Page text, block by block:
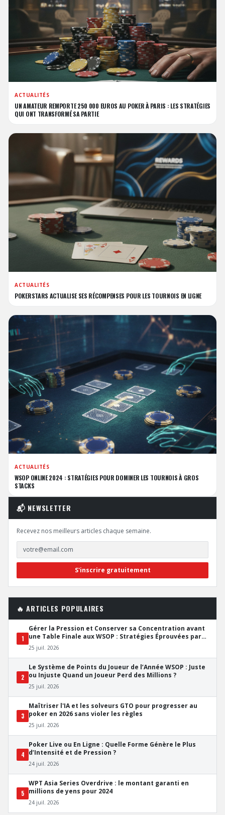
ACTUALITÉS
UN AMATEUR REMPORTE 250 000 EUROS AU POKER À PARIS : LES STRATÉGIES
QUI ONT TRANSFORMÉ SA PARTIE
ACTUALITÉS
POKERSTARS ACTUALISE SES RÉCOMPENSES POUR LES TOURNOIS EN LIGNE
ACTUALITÉS
WSOP ONLINE 2024 : STRATÉGIES POUR DOMINER LES TOURNOIS À GROS
STACKS
📬 NEWSLETTER
Recevez nos meilleurs articles chaque semaine.
S'inscrire gratuitement
🔥 ARTICLES POPULAIRES
1
Gérer la Pression et Conserver sa Concentration avant
une Table Finale aux WSOP : Stratégies Éprouvées par
les Pros
25 juil. 2026
2
Le Système de Points du Joueur de l’Année WSOP : Juste
ou Injuste Quand un Joueur Perd des Millions ?
25 juil. 2026
3
Maîtriser l'IA et les solveurs GTO pour progresser au
poker en 2026 sans violer les règles
25 juil. 2026
4
Poker Live ou En Ligne : Quelle Forme Génère le Plus
d’Intensité et de Pression ?
24 juil. 2026
5
WPT Asia Series Overdrive : le montant garanti en
millions de yens pour 2024
24 juil. 2026